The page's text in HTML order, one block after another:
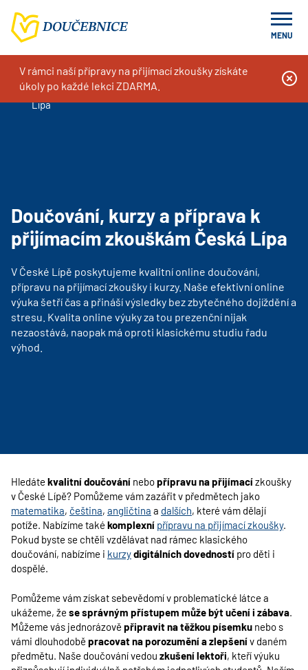
MENU
V rámci naší přípravy na přijímací zkoušky získáte
úkoly po každé lekci ZDARMA.
Doučování na míru, kurzy a příprava k přijímacím zkouškám
Doučování, kurzy a příprava k přijímacím zkouškám Česká
Lípa
Doučování, kurzy a příprava k
přijímacím zkouškám Česká Lípa
V České Lípě poskytujeme kvalitní online doučování,
přípravu na přijímací zkoušky i kurzy. Naše efektivní online
výuka šetří čas a přináší výsledky bez zbytečného dojíždění a
stresu. Kvalita online výuky za tou prezenční nijak
nezaostává, naopak má oproti klasickému studiu řadu
výhod.
Hledáte kvalitní doučování nebopřípravu na přijímacízkoušky
v České Lípě? Pomůžeme vám zazářit v předmětech jako
matematika, čeština, angličtina a dalších, které vám dělají
potíže. Nabízíme také komplexní přípravu na přijímací zkoušky.
Pokud byste se chtěli vzdělávat nad rámec klasického
doučování, nabízíme i kurzydigitálních dovedností pro děti i
dospělé.
Pomůžeme vám získat sebevědomí v problematické látce a
ukážeme, že se správným přístupem může být učení i zábava.
Můžeme vás jednorázově připravit na těžkou písemku nebo s
vámi dlouhodobě pracovat na porozumění a zlepšenív daném
předmětu. Naše doučování vedou zkušení lektoři, kteří výuku